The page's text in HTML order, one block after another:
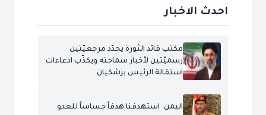
احدث الاخبار
مكتب قائد الثورة يحدّد مرجعيّتين
رسميّتين لأخبار سماحته ويكذّب ادعاءات
استقالة الرئيس بزشكيان
اليمن: استهدفنا هدفاً حساساً للعدو